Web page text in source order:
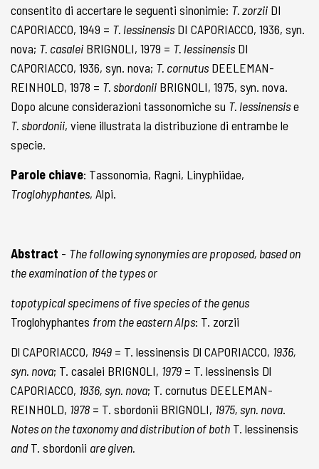
consentito di accertare le seguenti sinonimie: T. zorzii DI
CAPORIACCO, 1949 = T. lessinensisDI CAPORIACCO, 1936, syn.
nova; T. casalei BRIGNOLI, 1979 = T. lessinensisDI
CAPORIACCO, 1936, syn. nova; T. cornutusDEELEMAN-
REINHOLD, 1978 = T. sbordonii BRIGNOLI, 1975, syn. nova.
Dopo alcune considerazioni tassonomiche su T. lessinensise
T. sbordonii, viene illustrata la distribuzione di entrambe le
specie.
Parole chiave: Tassonomia, Ragni, Linyphiidae,
Troglohyphantes, Alpi.
Abstract - The following synonymies are proposed, based on
the examination of the types or
topotypical specimens of five species of the genus
Troglohyphantes from the eastern Alps: T. zorzii
Dl CAPORIACCO, 1949 = T. lessinensis Dl CAPORIACCO, 1936,
syn. nova; T. casalei BRIGNOLI, 1979 = T. lessinensis Dl
CAPORIACCO, 1936, syn. nova; T. cornutus DEELEMAN-
REINHOLD, 1978 = T. sbordonii BRIGNOLI, 1975, syn. nova.
Notes on the taxonomy and distribution of both T. lessinensis
andT. sbordonii are given.